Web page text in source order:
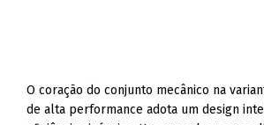
O coração do conjunto mecânico na
de alta performance adota um design